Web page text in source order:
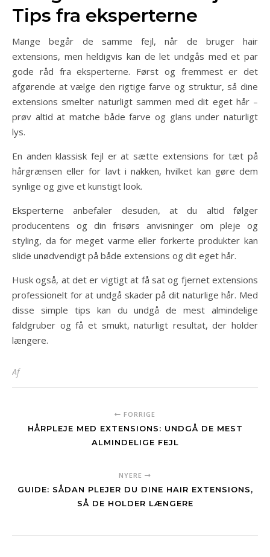
Tips fra eksperterne
Mange begår de samme fejl, når de bruger hair
extensions, men heldigvis kan de let undgås med et par
gode råd fra eksperterne. Først og fremmest er det
afgørende at vælge den rigtige farve og struktur, så dine
extensions smelter naturligt sammen med dit eget hår –
prøv altid at matche både farve og glans under naturligt
lys.
En anden klassisk fejl er at sætte extensions for tæt på
hårgrænsen eller for lavt i nakken, hvilket kan gøre dem
synlige og give et kunstigt look.
Eksperterne anbefaler desuden, at du altid følger
producentens og din frisørs anvisninger om pleje og
styling, da for meget varme eller forkerte produkter kan
slide unødvendigt på både extensions og dit eget hår.
Husk også, at det er vigtigt at få sat og fjernet extensions
professionelt for at undgå skader på dit naturlige hår. Med
disse simple tips kan du undgå de mest almindelige
faldgruber og få et smukt, naturligt resultat, der holder
længere.
Af
FORRIGE
HÅRPLEJE MED EXTENSIONS: UNDGÅ DE MEST
ALMINDELIGE FEJL
NYERE
GUIDE: SÅDAN PLEJER DU DINE HAIR EXTENSIONS,
SÅ DE HOLDER LÆNGERE